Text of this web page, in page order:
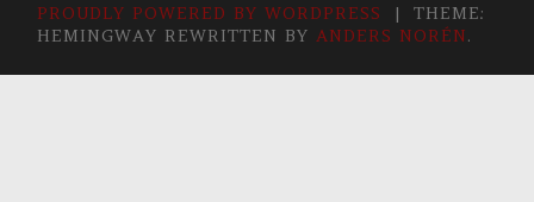
PROUDLY POWERED BY WORDPRESS |
THEME:
HEMINGWAY REWRITTEN BY ANDERS NORÉN.